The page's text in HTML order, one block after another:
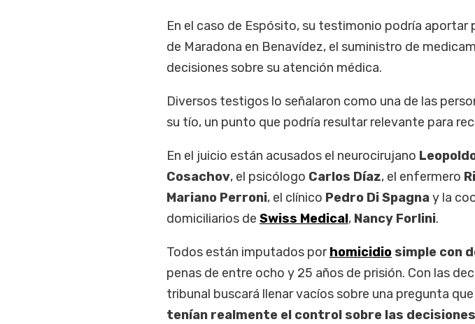
En el caso de Espósito, su testimonio podría aportar
de Maradona en Benavídez, el suministro de
decisiones sobre su atención médica.
Diversos testigos lo señalaron como una de las
su tío, un punto que podría resultar relevante para
En el juicio están acusados el neurocirujano
Cosachov, el psicólogo Carlos Díaz, el enfermero
Mariano Perroni, el clínico Pedro Di Spagnay la
domiciliarios de Swiss Medical, Nancy Forlini.
Todos están imputados porhomicidiosimple con
penas de entre ocho y 25 años de prisión. Con las
tribunal buscará llenar vacíos sobre una pregunta
tenían realmente el control sobre las